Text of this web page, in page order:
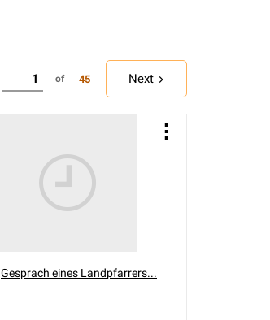
of 45 Next
Gesprach eines Landpfarrers...